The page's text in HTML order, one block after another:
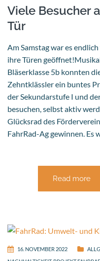
Viele Besucher
Tür
Am Samstag war es
ihre Türen
Bläserklasse 5b konnten
Zehntklässler ein buntes
der Sekundarstufe I und
besuchen, selbst aktiv
Glücksrad des
FahrRad-Ag gewinnen. Es
Read more
16. NOVEMBER 2022